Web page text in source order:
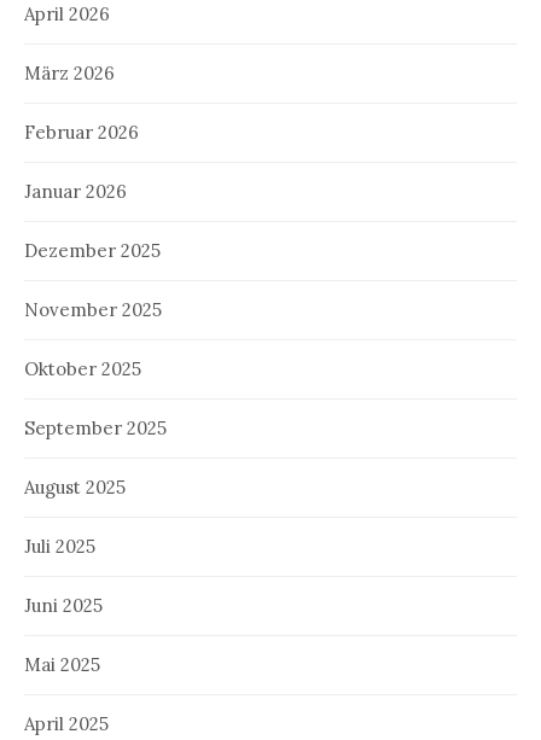
April 2026
März 2026
Februar 2026
Januar 2026
Dezember 2025
November 2025
Oktober 2025
September 2025
August 2025
Juli 2025
Juni 2025
Mai 2025
April 2025